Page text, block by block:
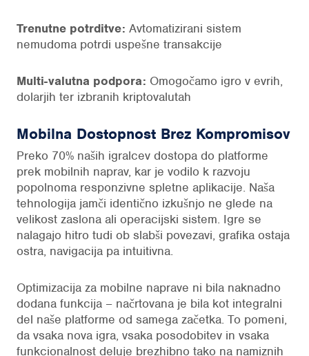
Trenutne potrditve: Avtomatizirani sistem
nemudoma potrdi uspešne transakcije
Multi-valutna podpora: Omogočamo igro v evrih,
dolarjih ter izbranih kriptovalutah
Mobilna Dostopnost Brez Kompromisov
Preko 70% naših igralcev dostopa do platforme
prek mobilnih naprav, kar je vodilo k razvoju
popolnoma responzivne spletne aplikacije. Naša
tehnologija jamči identično izkušnjo ne glede na
velikost zaslona ali operacijski sistem. Igre se
nalagajo hitro tudi ob slabši povezavi, grafika ostaja
ostra, navigacija pa intuitivna.
Optimizacija za mobilne naprave ni bila naknadno
dodana funkcija – načrtovana je bila kot integralni
del naše platforme od samega začetka. To pomeni,
da vsaka nova igra, vsaka posodobitev in vsaka
funkcionalnost deluje brezhibno tako na namiznih